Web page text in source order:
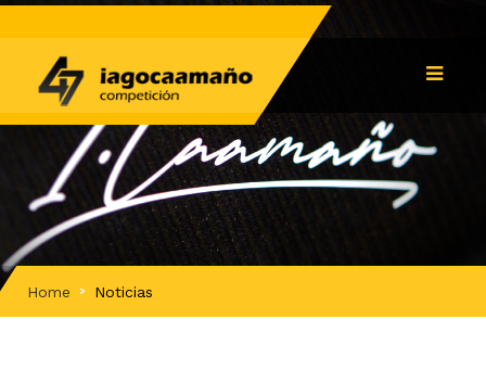
Home Noticias